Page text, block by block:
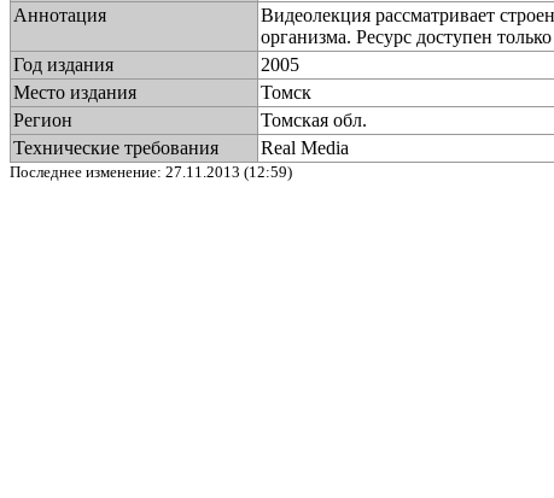
Аннотация
Видеолекция рассматривает
организма. Ресурс доступен
Год издания
2005
Место издания
Томск
Регион
Томская обл.
Технические требования
Real Media
Последнее изменение: 27.11.2013 (12:59)